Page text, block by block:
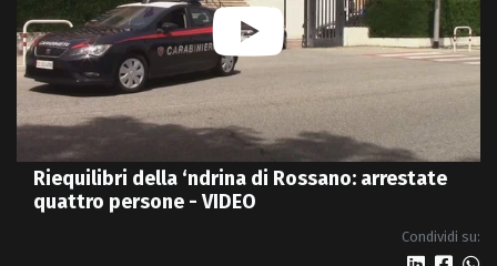
Riequilibri della ‘ndrina di Rossano: arrestate
quattro persone - VIDEO
Condividi su: